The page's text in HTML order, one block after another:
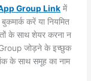
Group Link में
करें या नियमित
के साथ शेयर करना न
जोड़ने के इच्छुक
के साथ समूह का नाम